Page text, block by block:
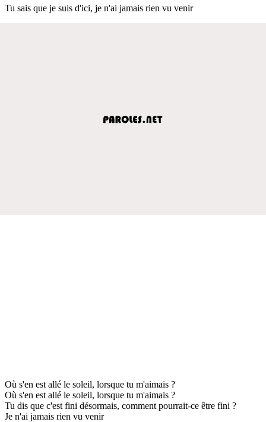
Tu sais que je suis d'ici, je n'ai jamais rien vu venir
Où s'en est allé le soleil, lorsque tu m'aimais ?
Où s'en est allé le soleil, lorsque tu m'aimais ?
Tu dis que c'est fini désormais, comment pourrait-ce être fini ?
Je n'ai jamais rien vu venir